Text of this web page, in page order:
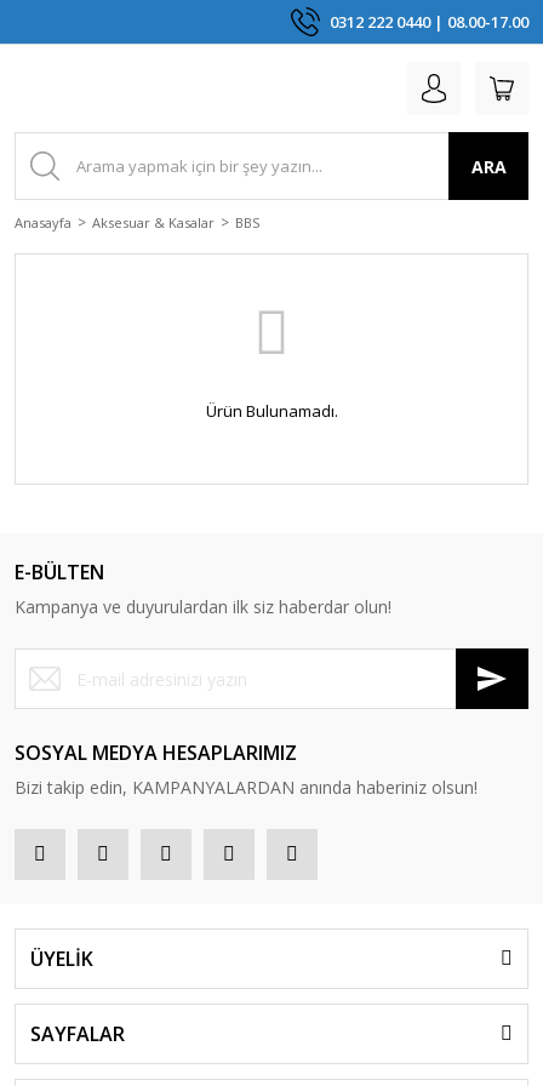
0312 222 0440 | 08.00-17.00
ARA
Anasayfa Aksesuar & Kasalar BBS
Ürün Bulunamadı.
E-BÜLTEN
Kampanya ve duyurulardan ilk siz haberdar olun!
SOSYAL MEDYA HESAPLARIMIZ
Bizi takip edin, KAMPANYALARDAN anında haberiniz olsun!
ÜYELİK
SAYFALAR